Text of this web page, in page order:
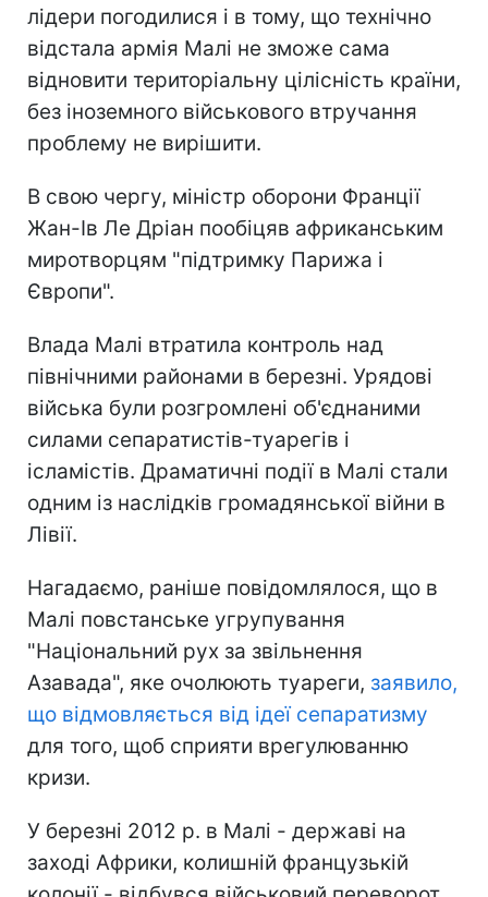
лідери погодилися і в тому, що технічно
відстала армія Малі не зможе сама
відновити територіальну цілісність країни,
без іноземного військового втручання
проблему не вирішити.
В свою чергу, міністр оборони Франції
Жан-Ів Ле Дріан пообіцяв африканським
миротворцям "підтримку Парижа і
Європи".
Влада Малі втратила контроль над
північними районами в березні. Урядові
війська були розгромлені об'єднаними
силами сепаратистів-туарегів і
ісламістів. Драматичні події в Малі стали
одним із наслідків громадянської війни в
Лівії.
Нагадаємо, раніше повідомлялося, що в
Малі повстанське угрупування
"Національний рух за звільнення
Азавада", яке очолюють туареги, заявило,
що відмовляється від ідеї сепаратизму
для того, щоб сприяти врегулюванню
кризи.
У березні 2012 р. в Малі - державі на
заході Африки, колишній французькій